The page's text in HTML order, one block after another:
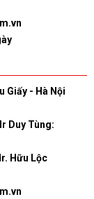
Giấy - Hà Nội
Duy Tùng:
Hữu Lộc